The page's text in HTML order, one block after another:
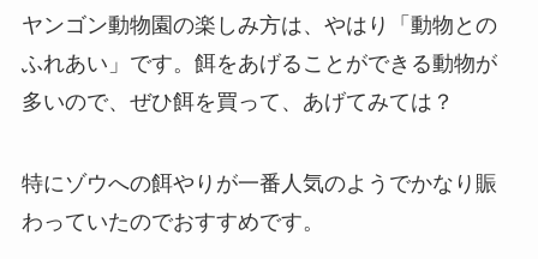
ヤンゴン動物園の楽しみ方は、やはり「動物との
ふれあい」です。餌をあげることができる動物が
多いので、ぜひ餌を買って、あげてみては？
特にゾウへの餌やりが一番人気のようでかなり賑
わっていたのでおすすめです。